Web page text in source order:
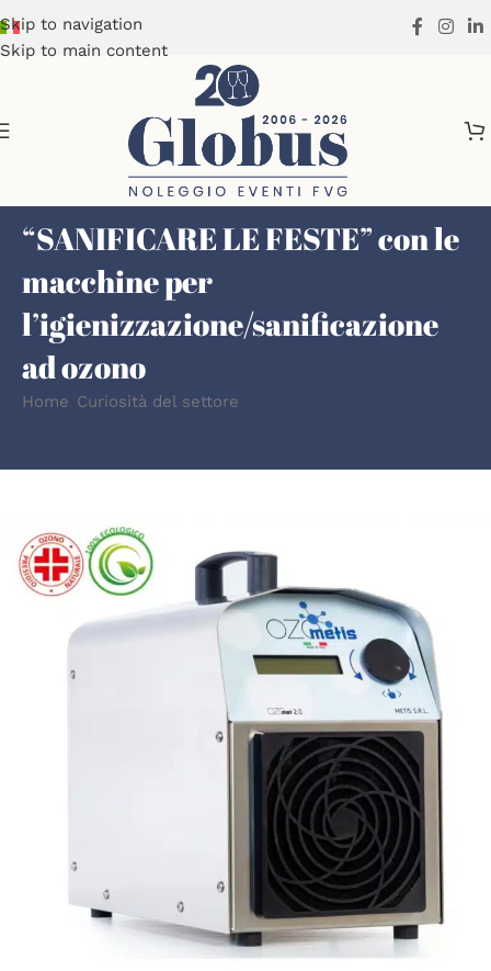
Skip to navigation
Skip to main content
“SANIFICARE LE FESTE” con le
macchine per
l’igienizzazione/sanificazione
ad ozono
Home Curiosità del settore